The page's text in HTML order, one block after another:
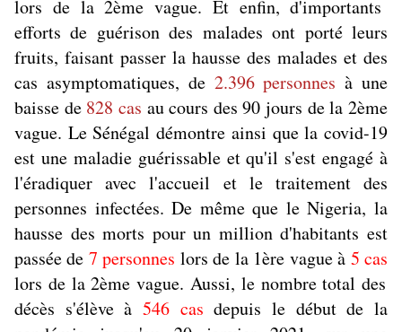
lors de la 2ème vague. Et enfin, d'importants
efforts de guérison des malades ont porté leurs
fruits, faisant passer la hausse des malades et des
cas asymptomatiques, de 2.396 personnes à une
baisse de 828 cas au cours des 90 jours de la 2ème
vague. Le Sénégal démontre ainsi que la covid-19
est une maladie guérissable et qu'il s'est engagé à
l'éradiquer avec l'accueil et le traitement des
personnes infectées. De même que le Nigeria, la
hausse des morts pour un million d'habitants est
passée de 7 personnes lors de la 1ère vague à 5 cas
lors de la 2ème vague. Aussi, le nombre total des
décès s'élève à 546 cas depuis le début de la